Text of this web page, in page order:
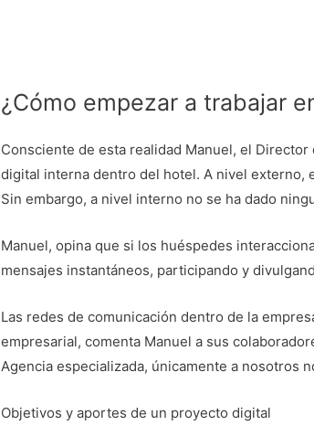
¿Cómo empezar a trabajar
Consciente de esta realidad Manuel, el
digital interna dentro del hotel. A nivel externo,
Sin embargo, a nivel interno no se ha dado
Manuel, opina que si los huéspedes
mensajes instantáneos, participando y
Las redes de comunicación dentro de la
empresarial, comenta Manuel a sus
Agencia especializada, únicamente a nosotros
Objetivos y aportes de un proyecto digital